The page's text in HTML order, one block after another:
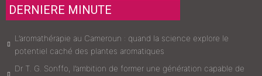
DERNIERE MINUTE
L’aromathérapie au Cameroun : quand la science explore le
potentiel caché des plantes aromatiques
Dr T. G. Sonffo, l’ambition de former une génération capable de